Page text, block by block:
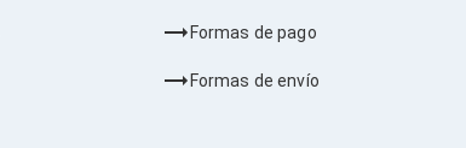
Formas de pago
Formas de envío